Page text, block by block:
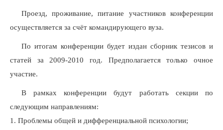
Проезд, проживание, питание участников конференции
осуществляется за счёт командирующего вуза.
По итогам конференции будет издан сборник тезисов и
статей за 2009-2010 год. Предполагается только очное
участие.
В рамках конференции будут работать секции по
следующим направлениям:
1. Проблемы общей и дифференциальной психологии;